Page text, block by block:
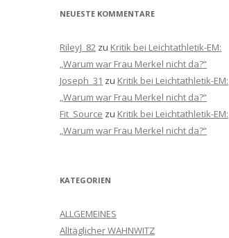
NEUESTE KOMMENTARE
RileyJ_82 zu Kritik bei Leichtathletik-EM:
„Warum war Frau Merkel nicht da?“
Joseph_31 zu Kritik bei Leichtathletik-EM:
„Warum war Frau Merkel nicht da?“
Fit_Source zu Kritik bei Leichtathletik-EM:
„Warum war Frau Merkel nicht da?“
KATEGORIEN
ALLGEMEINES
Alltäglicher WAHNWITZ